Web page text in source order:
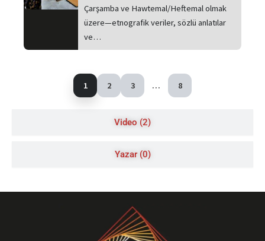
Video (2)
Yazar (0)
Çarşamba ve Hawtemal/Heftemal olmak
üzere—etnografik veriler, sözlü anlatılar
ve…
1 2 3 … 8